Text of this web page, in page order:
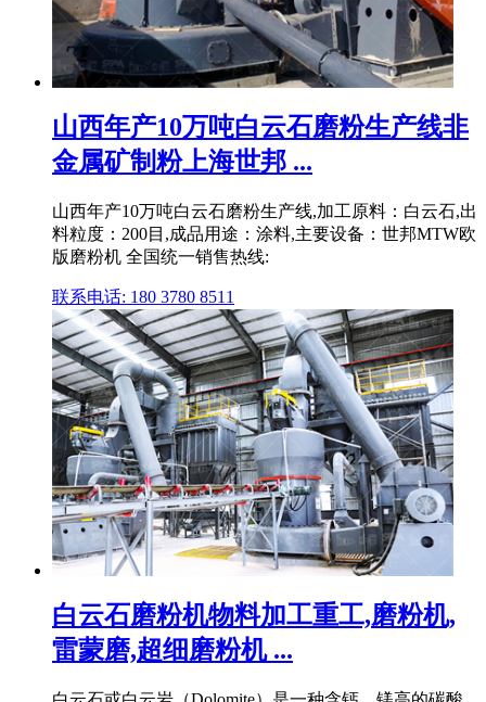
山西年产10万吨白云石磨粉生产线非
金属矿制粉上海世邦 ...
山西年产10万吨白云石磨粉生产线,加工原料：白云石,出
料粒度：200目,成品用途：涂料,主要设备：世邦MTW欧
版磨粉机 全国统一销售热线:
联系电话: 180 3780 8511
白云石磨粉机物料加工重工,磨粉机,
雷蒙磨,超细磨粉机 ...